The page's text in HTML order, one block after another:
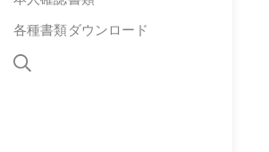
各種書類ダウンロード